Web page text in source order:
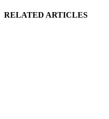
RELATED ARTICLES